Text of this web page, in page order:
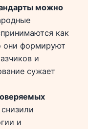
можно
как
они формируют
и
сужает
и